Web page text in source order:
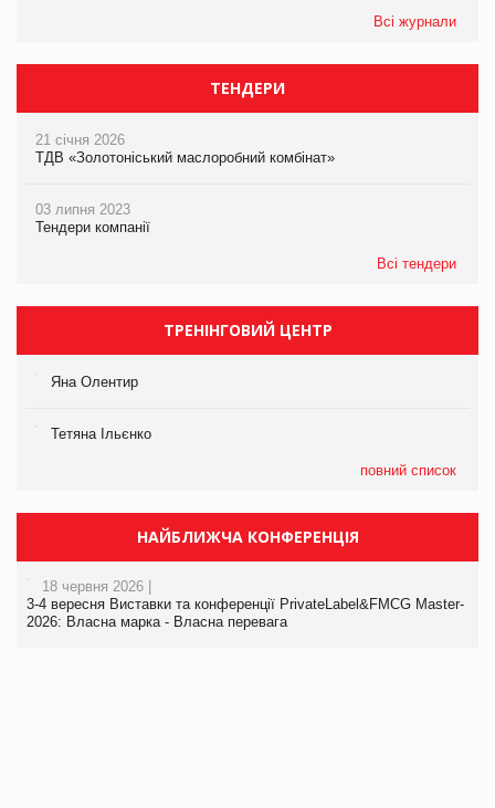
Всі журнали
ТЕНДЕРИ
21 січня 2026
ТДВ «Золотоніський маслоробний комбінат»
03 липня 2023
Тендери компанії
Всі тендери
ТРЕНІНГОВИЙ ЦЕНТР
Яна Олентир
Тетяна Ільєнко
повний список
НАЙБЛИЖЧА КОНФЕРЕНЦІЯ
18 червня 2026 |
3-4 вересня Виставки та конференції PrivateLabel&FMCG Master-
2026: Власна марка - Власна перевага